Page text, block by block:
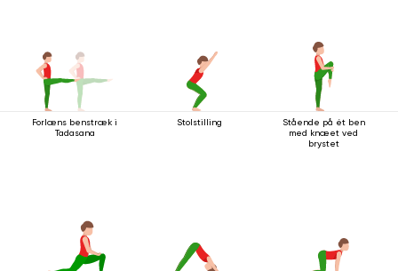
Forlæns benstræk i
Tadasana
Stolstilling
Stående på ét ben
med knæet ved
brystet